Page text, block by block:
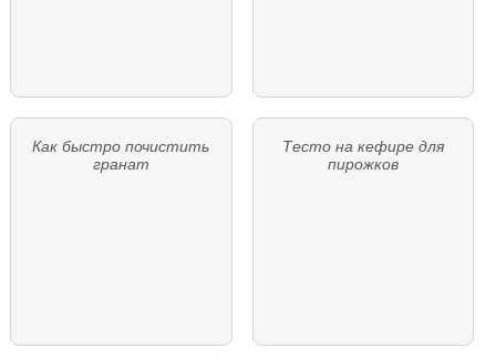
Как быстро почистить
гранат
Тесто на кефире для
пирожков